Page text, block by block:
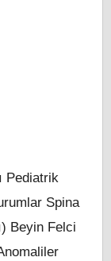
Pediatrik
Spina
Beyin Felci